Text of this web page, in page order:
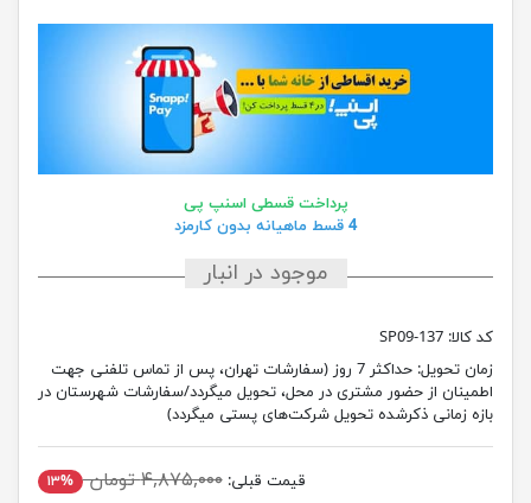
پرداخت قسطی اسنپ پی
4 قسط ماهیانه بدون کارمزد
موجود در انبار
کد کالا: SP09-137
زمان تحویل:
حداکثر 7 روز (سفارشات تهران، پس از تماس تلفنی جهت
اطمینان از حضور مشتری در محل، تحویل میگردد/سفارشات شهرستان در
بازه زمانی ذکرشده تحویل شرکت‌های پستی میگردد)
قیمت قبلی: ۴,۸۷۵,۰۰۰ تومان ۱۳%